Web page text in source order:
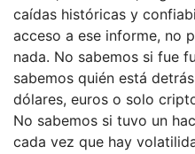
caídas históricas y
acceso a ese informe, no
nada. No sabemos si fue
sabemos quién está
dólares, euros o solo
No sabemos si tuvo un
cada vez que hay